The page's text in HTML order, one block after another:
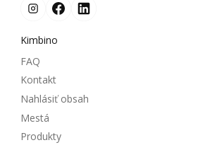
Kimbino
FAQ
Kontakt
Nahlásiť obsah
Mestá
Produkty